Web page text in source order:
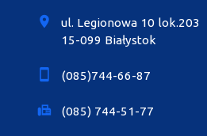
ul. Legionowa 10 lok.203
15-099 Białystok
(085)744-66-87
(085) 744-51-77